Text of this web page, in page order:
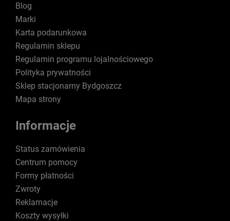
Blog
Marki
Karta podarunkowa
Regulamin sklepu
Regulamin programu lojalnościowego
Polityka prywatności
Sklep stacjonarny Bydgoszcz
Mapa strony
Informacje
Status zamówienia
Centrum pomocy
Formy płatności
Zwroty
Reklamacje
Koszty wysyłki